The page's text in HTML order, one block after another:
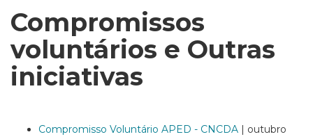
Compromissos
voluntários e Outras
iniciativas
Compromisso Voluntário APED - CNCDA | outubro